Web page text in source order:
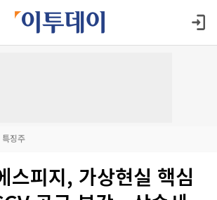
특징주
스피지, 가상현실 핵심